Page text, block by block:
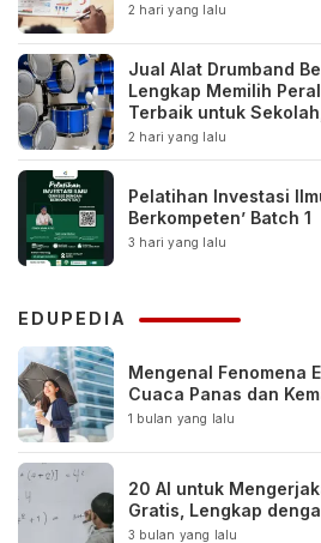
2 hari yang lalu
Jual Alat Drumband
Lengkap Memilih
Terbaik untuk
Komunitas
2 hari yang lalu
Pelatihan Investasi
Berkompeten’ Batch 1
3 hari yang lalu
EDUPEDIA
Mengenal Fenomena
Cuaca Panas dan
1 bulan yang lalu
20 AI untuk
Gratis, Lengkap
3 bulan yang lalu